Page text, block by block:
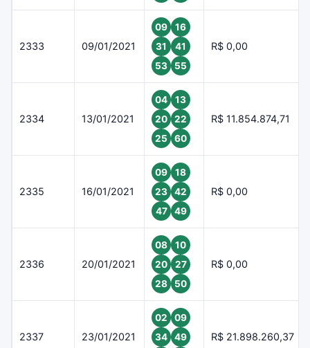
2333 09/01/2021
09
16
31
41
53
55
R$ 0,00
2334 13/01/2021
04
13
20
22
25
60
R$ 11.854.874,71
2335 16/01/2021
09
18
23
42
47
49
R$ 0,00
2336 20/01/2021
08
10
20
27
28
50
R$ 0,00
2337 23/01/2021
02
09
34
49
R$ 21.898.260,37